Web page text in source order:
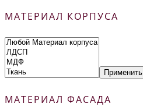
МАТЕРИАЛ КОРПУСА
Применить
МАТЕРИАЛ ФАСАДА